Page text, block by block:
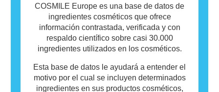
COSMILE Europe es una base de datos de
ingredientes cosméticos que ofrece
información contrastada, verificada y con
respaldo científico sobre casi 30.000
ingredientes utilizados en los cosméticos.
Esta base de datos le ayudará a entender el
motivo por el cual se incluyen determinados
ingredientes en sus productos cosméticos,